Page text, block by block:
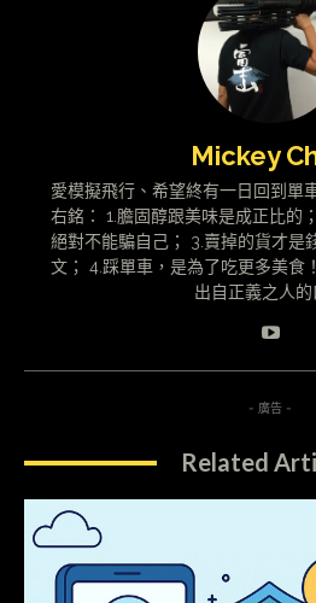
Mickey
愛模擬飛行、希望終有一日回到單
右銘： 1.膽固醇跟美味是成正比的
絕對不能騙自己； 3.賣掉的貨才是
文； 4.踩單車，是為了吃更多美食
出自正義之人的
- 廣告 -
Related